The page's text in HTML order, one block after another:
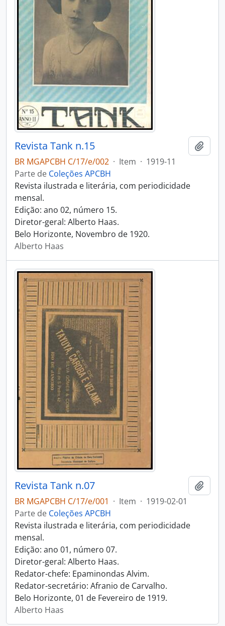
Revista Tank n.15
BR MGAPCBH C/17/e/002 · Item · 1919-11
Parte de Coleções APCBH
Revista ilustrada e literária, com periodicidade
mensal.
Edição: ano 02, número 15.
Diretor-geral: Alberto Haas.
Belo Horizonte, Novembro de 1920.
Alberto Haas
Revista Tank n.07
BR MGAPCBH C/17/e/001 · Item · 1919-02-01
Parte de Coleções APCBH
Revista ilustrada e literária, com periodicidade
mensal.
Edição: ano 01, número 07.
Diretor-geral: Alberto Haas.
Redator-chefe: Epaminondas Alvim.
Redator-secretário: Afranio de Carvalho.
Belo Horizonte, 01 de Fevereiro de 1919.
Alberto Haas